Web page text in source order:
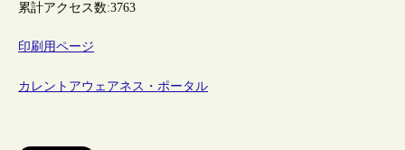
累計アクセス数:3763
印刷用ページ
カレントアウェアネス・ポータル